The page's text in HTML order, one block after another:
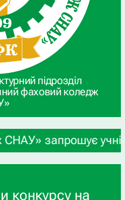
підрозділ
фаховий коледж
учнів 9-х
конкурсу на